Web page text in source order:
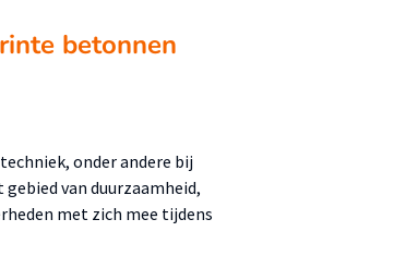
betonnen
onder andere bij
van duurzaamheid,
met zich mee tijdens